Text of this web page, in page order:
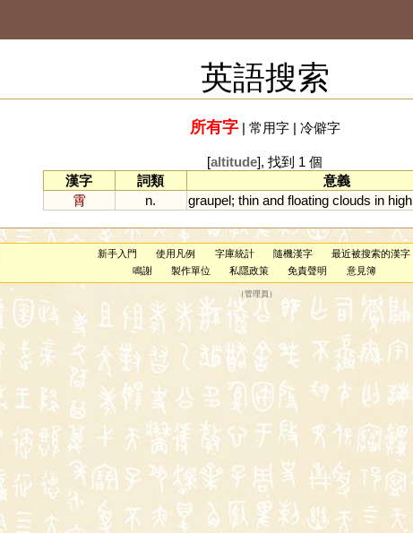
英語搜索
所有字| 常用字| 冷僻字
[altitude], 找到 1 個
漢字
詞類
意義
霄
n. graupel; thin and floating clouds in high
新手入門 使用凡例 字庫統計 隨機漢字
最近被搜索的漢字
鳴謝
製作單位 私隱政策 免責聲明 意見簿
（管理員 ）